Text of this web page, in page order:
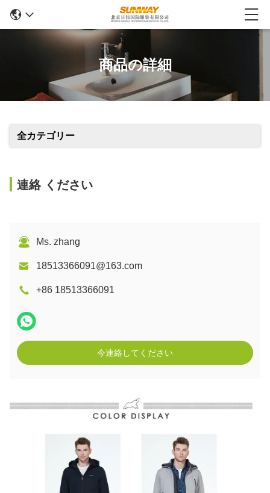
商品の詳細
全カテゴリー
連絡 ください
Ms. zhang
18513366091@163.com
+86 18513366091
今連絡してください